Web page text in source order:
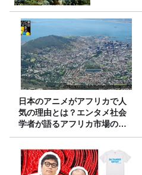
日本のアニメがアフリカで人
気の理由とは？エンタメ社会
学者が語るアフリカ市場のリ
アル